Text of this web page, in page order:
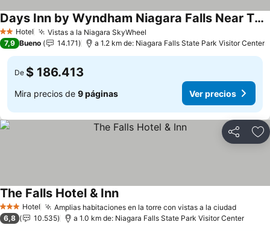
2 Estrellas
Hotel Vistas a la Niagara SkyWheel
Days Inn by Wyndham Niagara Falls Near The Falls
Ver precios
7,9 Bueno 14.171 a 1.2 km de: Niagara Falls State Park Visitor Center
De $ 186.413
Mira precios de 9 páginas Ver precios
Compartir
3 Estrellas
Hotel Amplias habitaciones en la torre con vistas a la ciudadVer
The Falls Hotel & InnVer precios
6,8 10.535 a 1.0 km de: Niagara Falls State Park Visitor Center